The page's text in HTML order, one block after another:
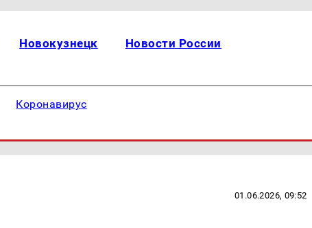
Новокузнецк Новости России
Коронавирус
01.06.2026, 09:52